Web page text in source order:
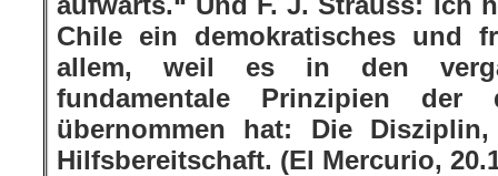
Chile ein demokratisches und
allem, weil es in den
fundamentale Prinzipien der
übernommen hat: Die
Hilfsbereitschaft. (El Mercurio,